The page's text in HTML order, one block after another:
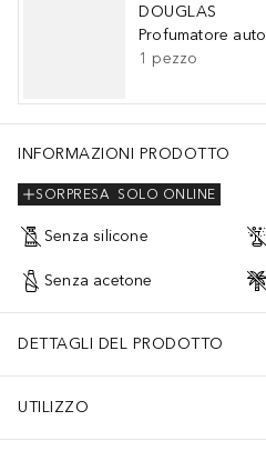
DOUGLAS
Profumatore auto
1 pezzo
INFORMAZIONI PRODOTTO
SOLO ONLINE
SORPRESA
Senza silicone
Senza acetone
DETTAGLI DEL PRODOTTO
UTILIZZO